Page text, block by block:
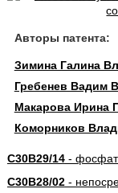
Авторы патента:
Зимина Галина
Гребенев Вадим
Макарова Ирина
Коморников
C30B29/14-
C30B28/02-